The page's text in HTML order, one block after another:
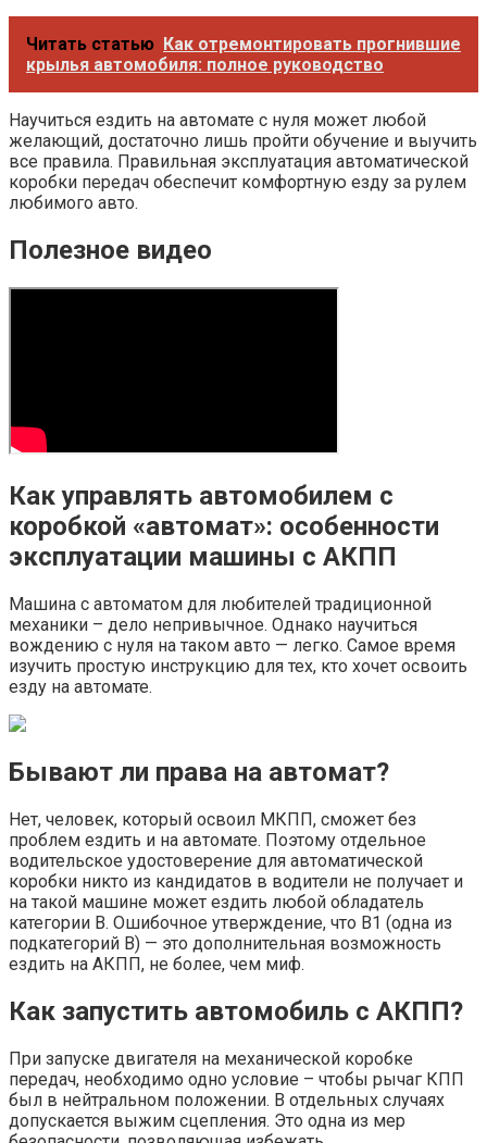
Читать статью Как отремонтировать прогнившие
крылья автомобиля: полное руководство
Научиться ездить на автомате с нуля может любой
желающий, достаточно лишь пройти обучение и выучить
все правила. Правильная эксплуатация автоматической
коробки передач обеспечит комфортную езду за рулем
любимого авто.
Полезное видео
Как управлять автомобилем с
коробкой «автомат»: особенности
эксплуатации машины с АКПП
Машина с автоматом для любителей традиционной
механики – дело непривычное. Однако научиться
вождению с нуля на таком авто — легко. Самое время
изучить простую инструкцию для тех, кто хочет освоить
езду на автомате.
Бывают ли права на автомат?
Нет, человек, который освоил МКПП, сможет без
проблем ездить и на автомате. Поэтому отдельное
водительское удостоверение для автоматической
коробки никто из кандидатов в водители не получает и
на такой машине может ездить любой обладатель
категории В. Ошибочное утверждение, что B1 (одна из
подкатегорий B) — это дополнительная возможность
ездить на АКПП, не более, чем миф.
Как запустить автомобиль с АКПП?
При запуске двигателя на механической коробке
передач, необходимо одно условие – чтобы рычаг КПП
был в нейтральном положении. В отдельных случаях
допускается выжим сцепления. Это одна из мер